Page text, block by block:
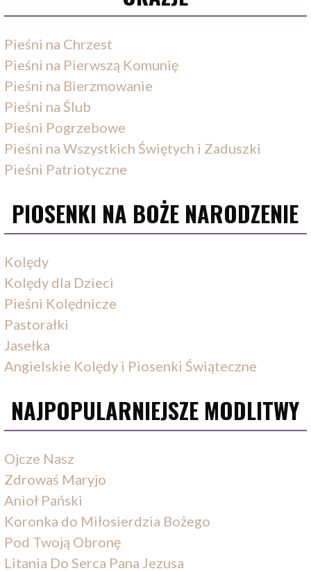
Pieśni na Chrzest
Pieśni na Pierwszą Komunię
Pieśni na Bierzmowanie
Pieśni na Ślub
Pieśni Pogrzebowe
Pieśni na Wszystkich Świętych i Zaduszki
Pieśni Patriotyczne
PIOSENKI NA BOŻE NARODZENIE
Kolędy
Kolędy dla Dzieci
Pieśni Kolędnicze
Pastorałki
Jasełka
Angielskie Kolędy i Piosenki Świąteczne
NAJPOPULARNIEJSZE MODLITWY
Ojcze Nasz
Zdrowaś Maryjo
Anioł Pański
Koronka do Miłosierdzia Bożego
Pod Twoją Obronę
Litania Do Serca Pana Jezusa